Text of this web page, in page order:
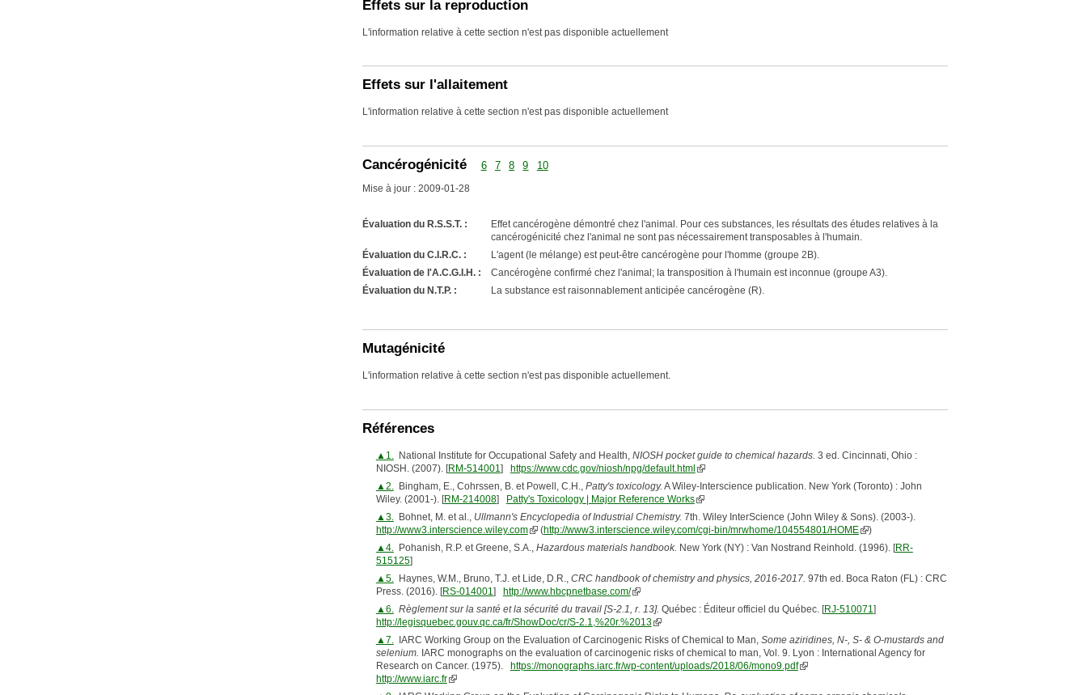
Effets sur la reproduction
L'information relative à cette section n'est pas disponible actuellement
Effets sur l'allaitement
L'information relative à cette section n'est pas disponible actuellement
Cancérogénicité 6 7 8 9 10
Mise à jour : 2009-01-28
Évaluation du R.S.S.T. :
Effet cancérogène démontré chez l'animal. Pour ces substances, les résultats des études relatives à la
cancérogénicité chez l'animal ne sont pas nécessairement transposables à l'humain.
Évaluation du C.I.R.C. :
L'agent (le mélange) est peut-être cancérogène pour l'homme (groupe 2B).
Évaluation de l'A.C.G.I.H. :
Cancérogène confirmé chez l'animal; la transposition à l'humain est inconnue (groupe A3).
Évaluation du N.T.P. :
La substance est raisonnablement anticipée cancérogène (R).
Mutagénicité
L'information relative à cette section n'est pas disponible actuellement.
Références
▲1. National Institute for Occupational Safety and Health, NIOSH pocket guide to chemical hazards. 3 ed. Cincinnati, Ohio :
NIOSH. (2007). [RM-514001 ] https://www.cdc.gov/niosh/npg/default.html
▲2.
Bingham, E., Cohrssen, B. et Powell, C.H., Patty's toxicology. A Wiley-Interscience publication. New York (Toronto) : John
Wiley. (2001-). [RM-214008] Patty's Toxicology | Major Reference Works
▲3.
Bohnet, M. et al., Ullmann's Encyclopedia of Industrial Chemistry. 7th. Wiley InterScience (John Wiley & Sons). (2003-).
http://www3.interscience.wiley.com
(http://www3.interscience.wiley.com/cgi-bin/mrwhome/104554801/HOME
)
▲4.
Pohanish, R.P. et Greene, S.A., Hazardous materials handbook. New York (NY) : Van Nostrand Reinhold. (1996). [RR-
515125]
▲5.
Haynes, W.M., Bruno, T.J. et Lide, D.R., CRC handbook of chemistry and physics, 2016-2017. 97th ed. Boca Raton (FL) : CRC
Press. (2016). [RS-014001 ] http://www.hbcpnetbase.com/
▲6.
Règlement sur la santé et la sécurité du travail [S-2.1, r. 13]. Québec : Éditeur officiel du Québec. [RJ-510071 ]
http://legisquebec.gouv.qc.ca/fr/ShowDoc/cr/S-2.1,%20r.%2013
▲7.
IARC Working Group on the Evaluation of Carcinogenic Risks of Chemical to Man, Some aziridines, N-, S- & O-mustards and
selenium. IARC monographs on the evaluation of carcinogenic risks of chemical to man, Vol. 9. Lyon : International Agency for
Research on Cancer. (1975). https://monographs.iarc.fr/wp-content/uploads/2018/06/mono9.pdf
http://www.iarc.fr